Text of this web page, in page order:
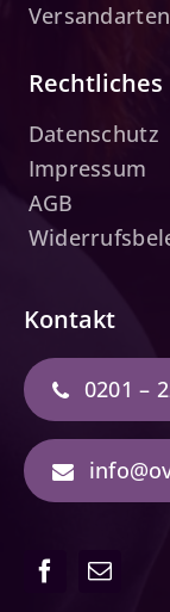
Kontakt
0201 –
Versandarten
Rechtliches
Datenschutz
Impressum
AGB